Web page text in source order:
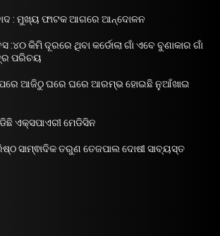
: ମୁଖ୍ୟ ଫାଟକ ଆଗରେ ଆନ୍ଦୋଳନ
:୪୦ କିମି ଦୂରରେ ଥିବା କର୍ଡୋଲା ଗାଁ ଏବେ ବୁଣାକାର ଗାଁ
ପରିଚୟ
ପରେ ଆଜିଠୁ ଘରେ ଘରେ ଆରମ୍ଭ ହୋଇଛି ନୁଆଁଖାଇ
ଏକ୍ସପାଏରୀ ମେଡିସିନ
ସାମ୍ଵାଦିକ ତରୁଣ ତେଜପାଲ ଦୋଷୀ ସାବ୍ୟସ୍ତ